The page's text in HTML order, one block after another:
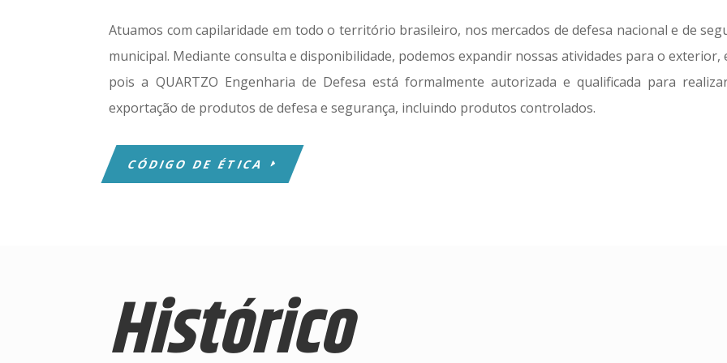
Atuamos com capilaridade em todo o território brasileiro, nos mercados de defesa nacional e de
municipal. Mediante consulta e disponibilidade, podemos expandir nossas atividades para o exterior,
pois a QUARTZO Engenharia de Defesa está formalmente autorizada e qualificada para
exportação de produtos de defesa e segurança, incluindo produtos controlados.
CÓDIGO DE ÉTICA
Histórico